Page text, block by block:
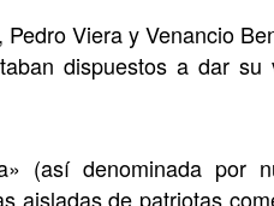
Viera y Venancio
dispuestos a dar
(así denominada por
aisladas de patriotas